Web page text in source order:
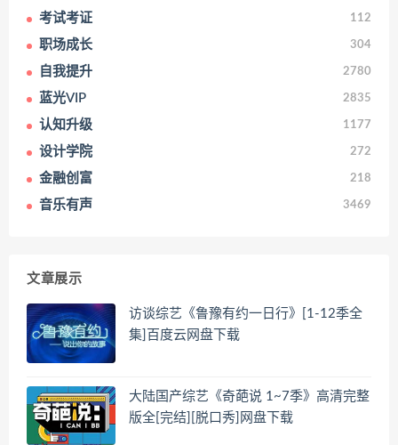
考试考证 112
职场成长 304
自我提升 2780
蓝光VIP 2835
认知升级 1177
设计学院 272
金融创富 218
音乐有声 3469
文章展示
访谈综艺《鲁豫有约一日行》[1-12季全
集]百度云网盘下载
大陆国产综艺《奇葩说 1~7季》高清完整
版全[完结][脱口秀]网盘下载